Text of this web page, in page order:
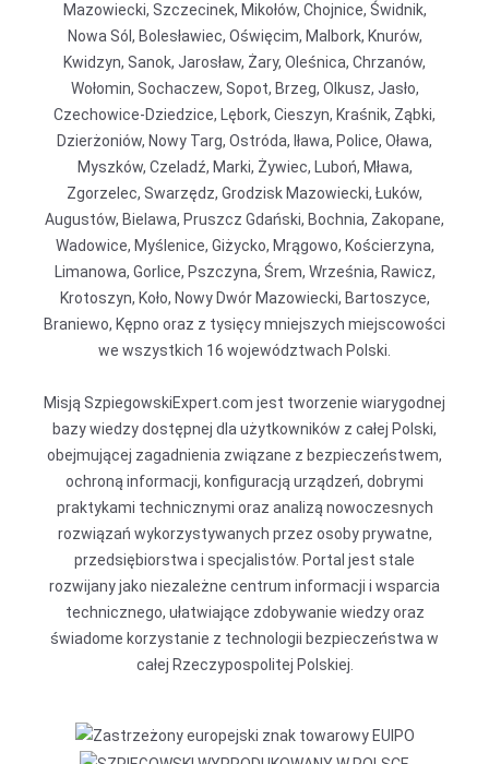
Mazowiecki, Szczecinek, Mikołów, Chojnice, Świdnik,
Nowa Sól, Bolesławiec, Oświęcim, Malbork, Knurów,
Kwidzyn, Sanok, Jarosław, Żary, Oleśnica, Chrzanów,
Wołomin, Sochaczew, Sopot, Brzeg, Olkusz, Jasło,
Czechowice-Dziedzice, Lębork, Cieszyn, Kraśnik, Ząbki,
Dzierżoniów, Nowy Targ, Ostróda, Iława, Police, Oława,
Myszków, Czeladź, Marki, Żywiec, Luboń, Mława,
Zgorzelec, Swarzędz, Grodzisk Mazowiecki, Łuków,
Augustów, Bielawa, Pruszcz Gdański, Bochnia, Zakopane,
Wadowice, Myślenice, Giżycko, Mrągowo, Kościerzyna,
Limanowa, Gorlice, Pszczyna, Śrem, Września, Rawicz,
Krotoszyn, Koło, Nowy Dwór Mazowiecki, Bartoszyce,
Braniewo, Kępno oraz z tysięcy mniejszych miejscowości
we wszystkich 16 województwach Polski.
Misją SzpiegowskiExpert.com jest tworzenie wiarygodnej
bazy wiedzy dostępnej dla użytkowników z całej Polski,
obejmującej zagadnienia związane z bezpieczeństwem,
ochroną informacji, konfiguracją urządzeń, dobrymi
praktykami technicznymi oraz analizą nowoczesnych
rozwiązań wykorzystywanych przez osoby prywatne,
przedsiębiorstwa i specjalistów. Portal jest stale
rozwijany jako niezależne centrum informacji i wsparcia
technicznego, ułatwiające zdobywanie wiedzy oraz
świadome korzystanie z technologii bezpieczeństwa w
całej Rzeczypospolitej Polskiej.